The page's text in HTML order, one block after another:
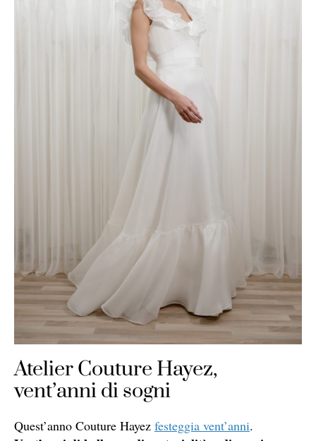
Atelier Couture Hayez,
vent’anni di sogni
Quest’anno Couture Hayez festeggia vent’anni.